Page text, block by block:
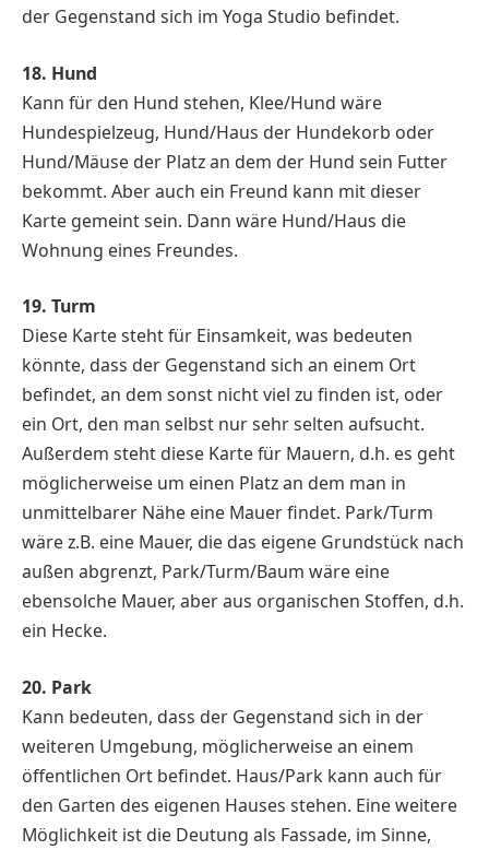
der Gegenstand sich im Yoga Studio befindet.
18. Hund
Kann für den Hund stehen, Klee/Hund wäre
Hundespielzeug, Hund/Haus der Hundekorb oder
Hund/Mäuse der Platz an dem der Hund sein Futter
bekommt. Aber auch ein Freund kann mit dieser
Karte gemeint sein. Dann wäre Hund/Haus die
Wohnung eines Freundes.
19. Turm
Diese Karte steht für Einsamkeit, was bedeuten
könnte, dass der Gegenstand sich an einem Ort
befindet, an dem sonst nicht viel zu finden ist, oder
ein Ort, den man selbst nur sehr selten aufsucht.
Außerdem steht diese Karte für Mauern, d.h. es geht
möglicherweise um einen Platz an dem man in
unmittelbarer Nähe eine Mauer findet. Park/Turm
wäre z.B. eine Mauer, die das eigene Grundstück nach
außen abgrenzt, Park/Turm/Baum wäre eine
ebensolche Mauer, aber aus organischen Stoffen, d.h.
ein Hecke.
20. Park
Kann bedeuten, dass der Gegenstand sich in der
weiteren Umgebung, möglicherweise an einem
öffentlichen Ort befindet. Haus/Park kann auch für
den Garten des eigenen Hauses stehen. Eine weitere
Möglichkeit ist die Deutung als Fassade, im Sinne,